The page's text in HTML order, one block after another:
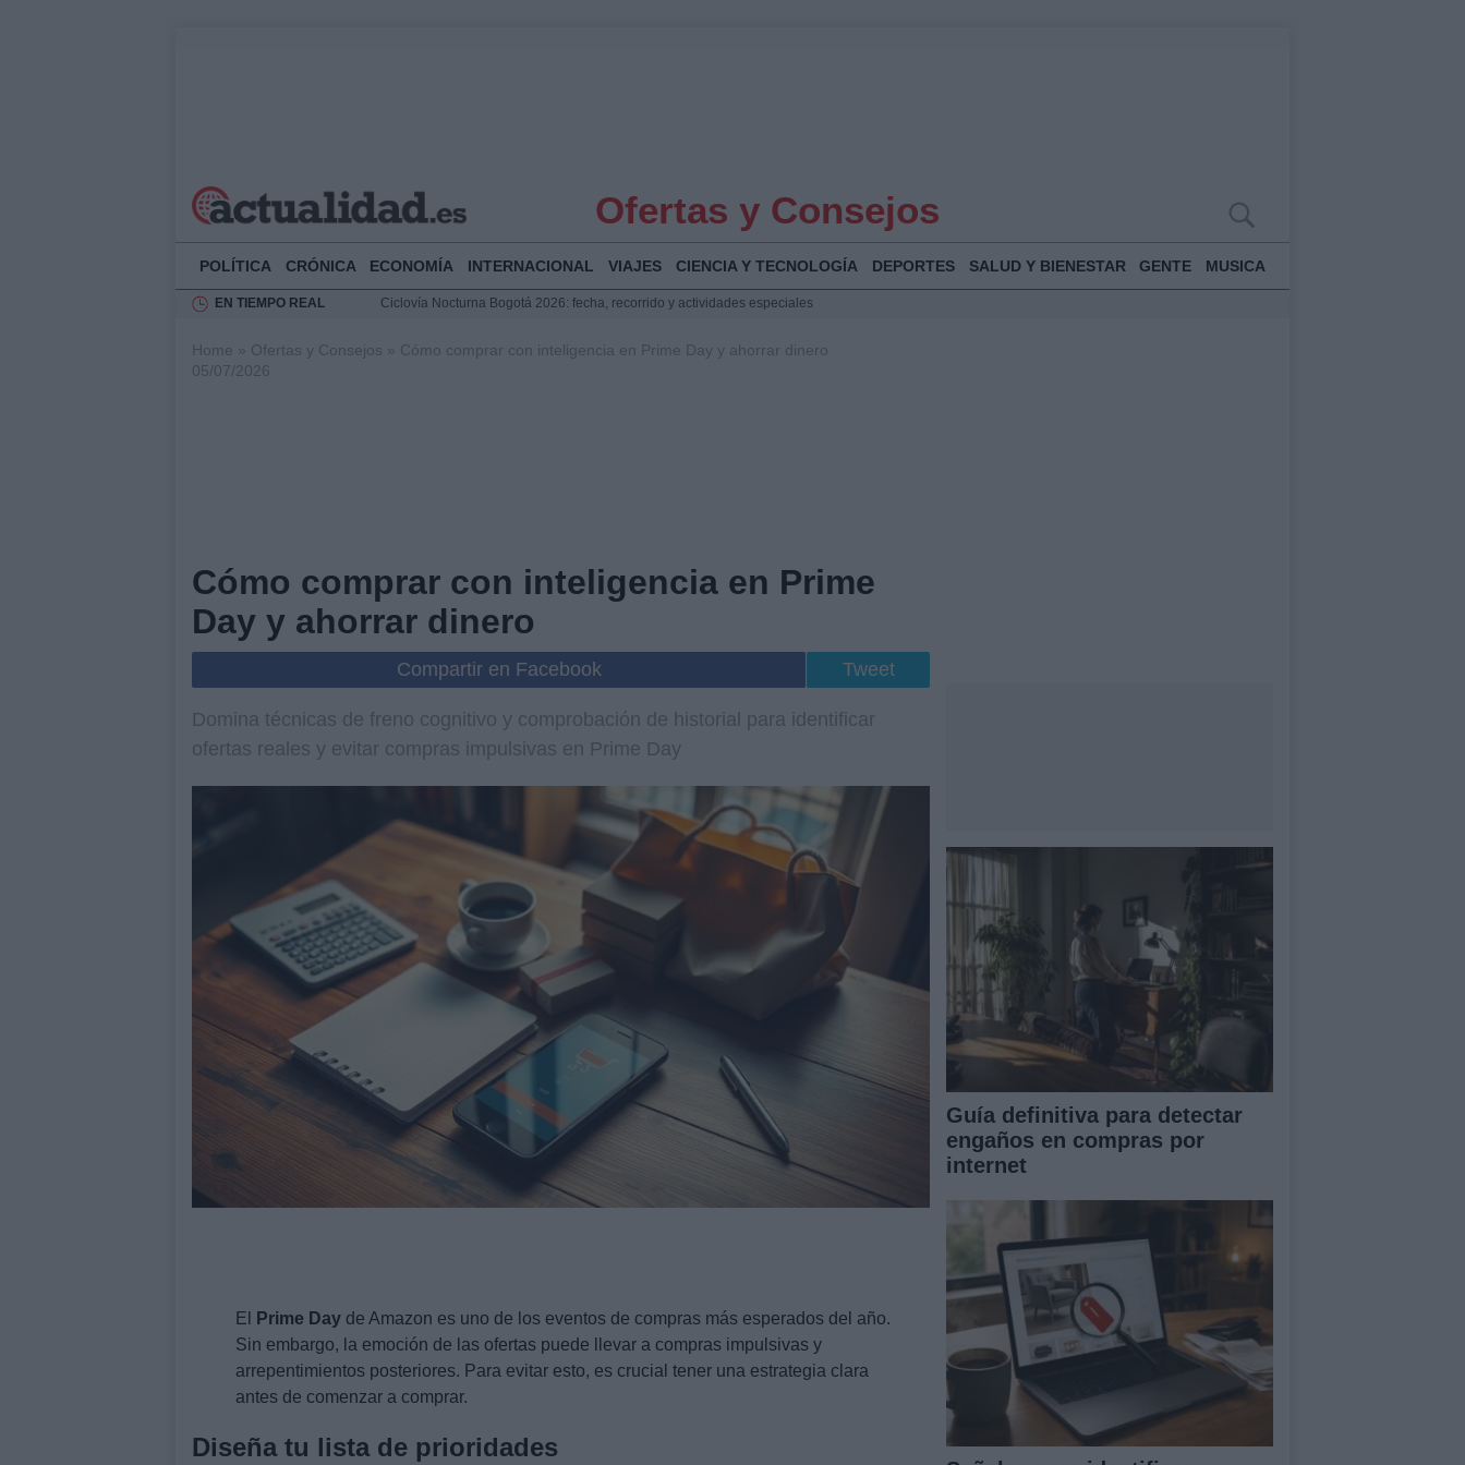
Ofertas y Consejos
POLÍTICA CRÓNICA ECONOMÍA INTERNACIONAL VIAJES CIENCIA Y TECNOLOGÍA DEPORTES SALUD Y BIENESTAR GENTE MUSICA
EN TIEMPO REAL
Ciclovía Nocturna Bogotá 2026: fecha, recorrido y actividades especiales
Rehabilitación de la Illa Plana: Menorca apuesta por el deporte náutico sostenible
Home » Ofertas y Consejos » Cómo comprar con inteligencia en Prime Day y ahorrar dinero
05/07/2026
Cómo comprar con inteligencia en Prime
Day y ahorrar dinero
Compartir en Facebook Tweet
Domina técnicas de freno cognitivo y comprobación de historial para identificar
ofertas reales y evitar compras impulsivas en Prime Day
El Prime Day de Amazon es uno de los eventos de compras más esperados del año.
Sin embargo, la emoción de las ofertas puede llevar a compras impulsivas y
arrepentimientos posteriores. Para evitar esto, es crucial tener una estrategia clara
antes de comenzar a comprar.
Diseña tu lista de prioridades
Guía definitiva para detectar
engaños en compras por
internet